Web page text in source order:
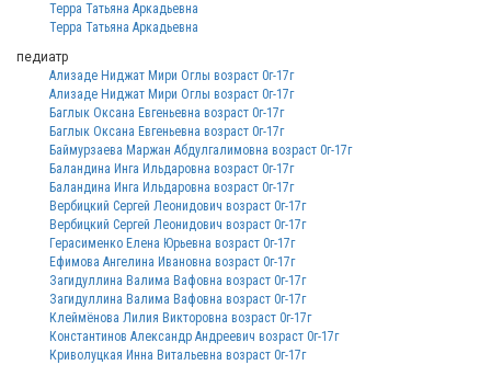
Терра Татьяна Аркадьевна
Терра Татьяна Аркадьевна
педиатр
Ализаде Ниджат Мири Оглы возраст 0г-17г
Ализаде Ниджат Мири Оглы возраст 0г-17г
Баглык Оксана Евгеньевна возраст 0г-17г
Баглык Оксана Евгеньевна возраст 0г-17г
Баймурзаева Маржан Абдулгалимовна возраст 0г-17г
Баландина Инга Ильдаровна возраст 0г-17г
Баландина Инга Ильдаровна возраст 0г-17г
Вербицкий Сергей Леонидович возраст 0г-17г
Вербицкий Сергей Леонидович возраст 0г-17г
Герасименко Елена Юрьевна возраст 0г-17г
Ефимова Ангелина Ивановна возраст 0г-17г
Загидуллина Валима Вафовна возраст 0г-17г
Загидуллина Валима Вафовна возраст 0г-17г
Клеймёнова Лилия Викторовна возраст 0г-17г
Константинов Александр Андреевич возраст 0г-17г
Криволуцкая Инна Витальевна возраст 0г-17г